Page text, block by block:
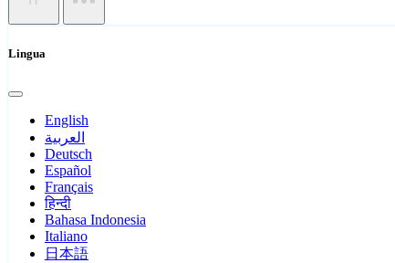
Lingua
English
العربية
Deutsch
Español
Français
हिन्दी
Bahasa Indonesia
Italiano
日本語